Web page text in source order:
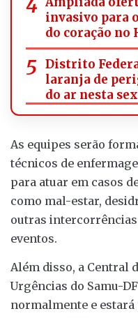
invasivo para
do coração no
Distrito
laranja de
do ar nesta
As equipes serão
técnicos de
para atuar em casos
como mal-estar,
outras
eventos.
Além disso, a Central
Urgências do Samu-
normalmente e